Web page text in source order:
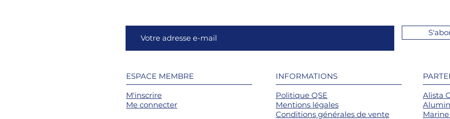
ESPACE MEMBRE
M'inscrire
Me connecter
INFORMATIONS
Politique QSE
Mentions légales
Conditions générales de vente
Alista